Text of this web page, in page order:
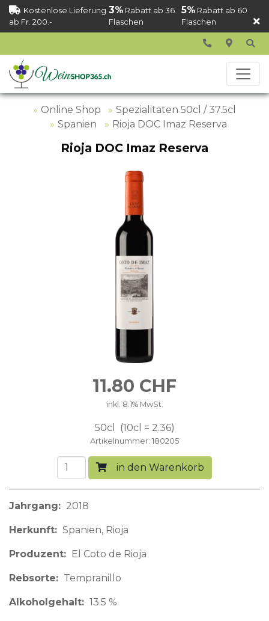
Kostenlose Lieferung
ab Fr. 200.-
3% Rabatt ab 36
Flaschen
5%Rabatt ab 60
Flaschen
Online Shop
Spezialitäten 50cl / 37.5cl
Spanien
Rioja DOC Imaz Reserva
Rioja DOC Imaz Reserva
11.80 CHF
inkl. 8.1% MwSt.
50cl 10cl = 2.36
Artikelnummer 180205
in den Warenkorb
Jahrgang 2018
Herkunft Spanien Rioja
Produzent El Coto de Rioja
Rebsorte Tempranillo
Alkoholgehalt 13.5 %